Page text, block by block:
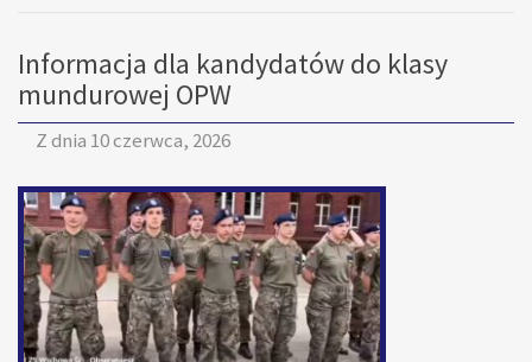
Informacja dla kandydatów do klasy
mundurowej OPW
Z dnia 10 czerwca, 2026